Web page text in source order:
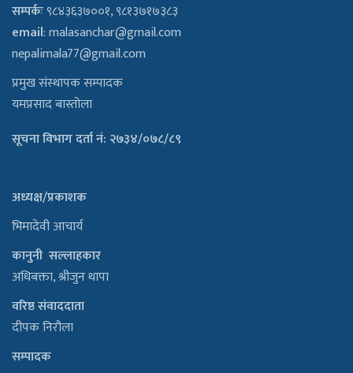
सम्पर्कः९८४३६३७००१, ९८१३७१७३८३
email:malasanchar@gmail.com
nepalimala77@gmail.com
प्रमुख संस्थापक सम्पादक
यमप्रसाद बास्तोला
सूचना विभाग दर्ता नं: २७३४/०७८/८९
अध्यक्ष/प्रकाशक
भिमादेवी आचार्य
कानुनी सल्लाहकार
अधिबक्ता, श्रीजुन थापा
वरिष्ठ संवाददाता
दीपक निरौला
सम्पादक